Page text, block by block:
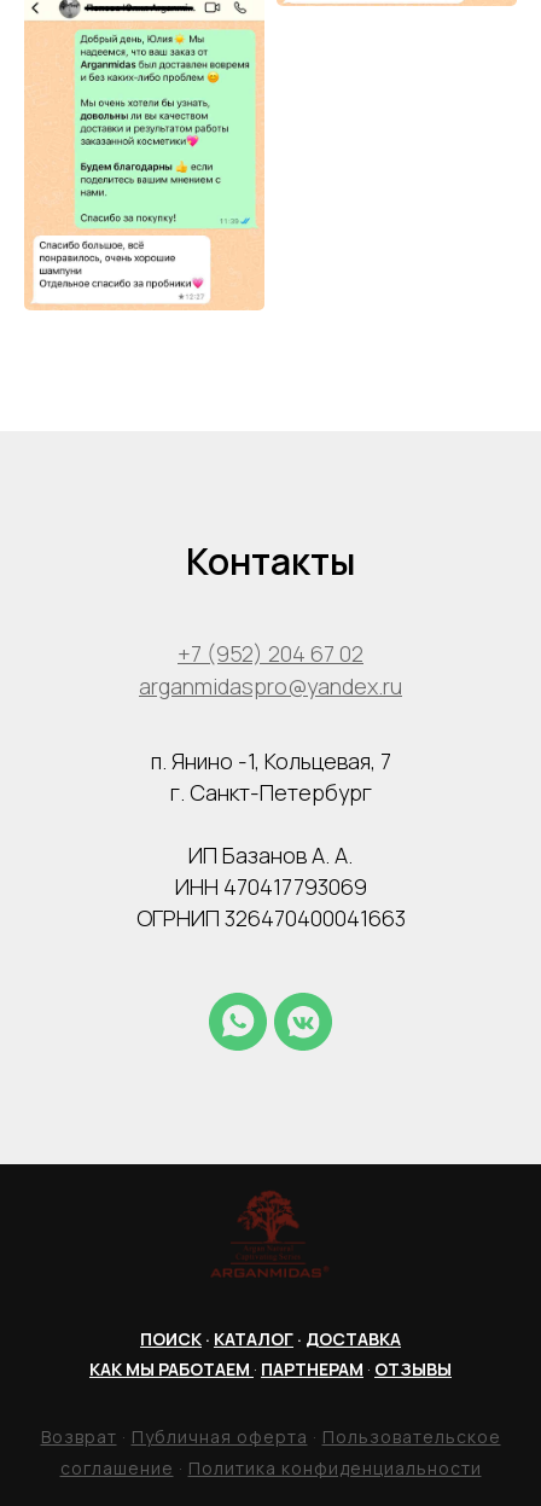
Контакты
+7 (952) 204 67 02
arganmidaspro@yandex.ru
п. Янино -1, Кольцевая, 7
г. Санкт-Петербург
ИП Базанов А. А.
ИНН 470417793069
ОГРНИП 326470400041663
ПОИСК · КАТАЛОГ · ДОСТАВКА
КАК МЫ РАБОТАЕМ · ПАРТНЕРАМ · ОТЗЫВЫ
Возврат · Публичная оферта · Пользовательское
соглашение · Политика конфиденциальности